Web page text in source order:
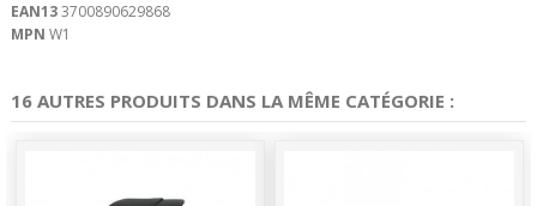
EAN133700890629868
MPN W1
16 AUTRES PRODUITS DANS LA MÊME CATÉGORIE :